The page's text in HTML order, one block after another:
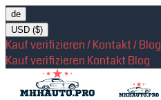
de
USD ($)
Kauf verifizieren / Kontakt / Blog
Kauf verifizieren Kontakt Blog